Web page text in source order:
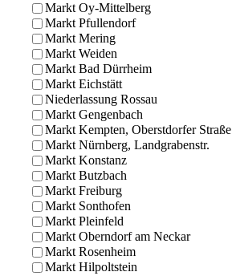
Markt Oy-Mittelberg
Markt Pfullendorf
Markt Mering
Markt Weiden
Markt Bad Dürrheim
Markt Eichstätt
Niederlassung Rossau
Markt Gengenbach
Markt Kempten, Oberstdorfer Straße
Markt Nürnberg, Landgrabenstr.
Markt Konstanz
Markt Butzbach
Markt Freiburg
Markt Sonthofen
Markt Pleinfeld
Markt Oberndorf am Neckar
Markt Rosenheim
Markt Hilpoltstein